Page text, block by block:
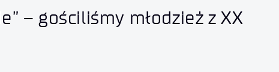
– gościliśmy młodzież z XX